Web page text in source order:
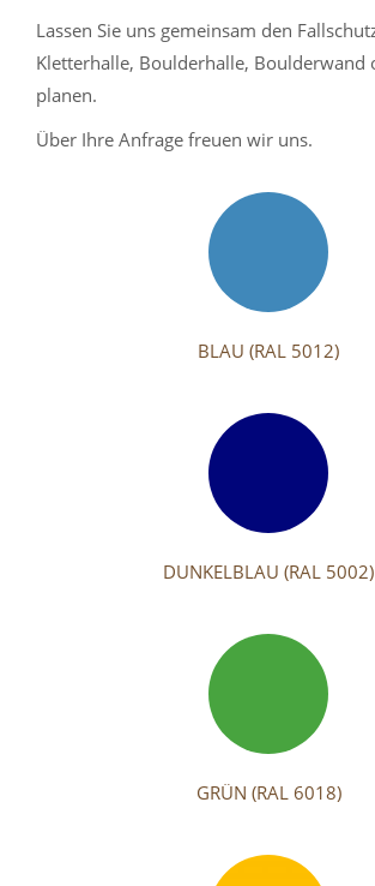
Lassen Sie uns gemeinsam den
Kletterhalle, Boulderhalle, Boulderwand
planen.
Über Ihre Anfrage freuen wir uns.
BLAU (RAL 5012)
DUNKELBLAU (RAL 5002)
GRÜN (RAL 6018)